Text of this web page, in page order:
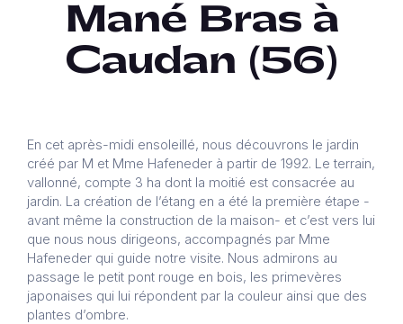
Mané Bras à
Caudan (56)
En cet après-midi ensoleillé, nous découvrons le jardin
créé par M et Mme Hafeneder à partir de 1992. Le terrain,
vallonné, compte 3 ha dont la moitié est consacrée au
jardin. La création de l’étang en a été la première étape -
avant même la construction de la maison- et c’est vers lui
que nous nous dirigeons, accompagnés par Mme
Hafeneder qui guide notre visite. Nous admirons au
passage le petit pont rouge en bois, les primevères
japonaises qui lui répondent par la couleur ainsi que des
plantes d’ombre.